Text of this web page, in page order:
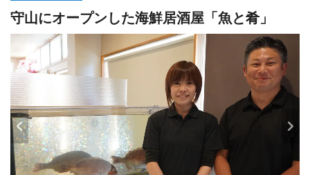
守山にオープンした海鮮居酒屋「魚と肴」